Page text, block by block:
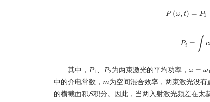
P (ω, t) = P1
P( ω,t
Pi = ∫ c
Pi =∫
其中， P1
P1 、P2
P2为两束激光的平均功率，ω = ω
ω =ω 1−
中的介电常数， m
m 为空间混合效率，两束激光没有
的横截面积S
S积分。因此，当两入射激光频差在太